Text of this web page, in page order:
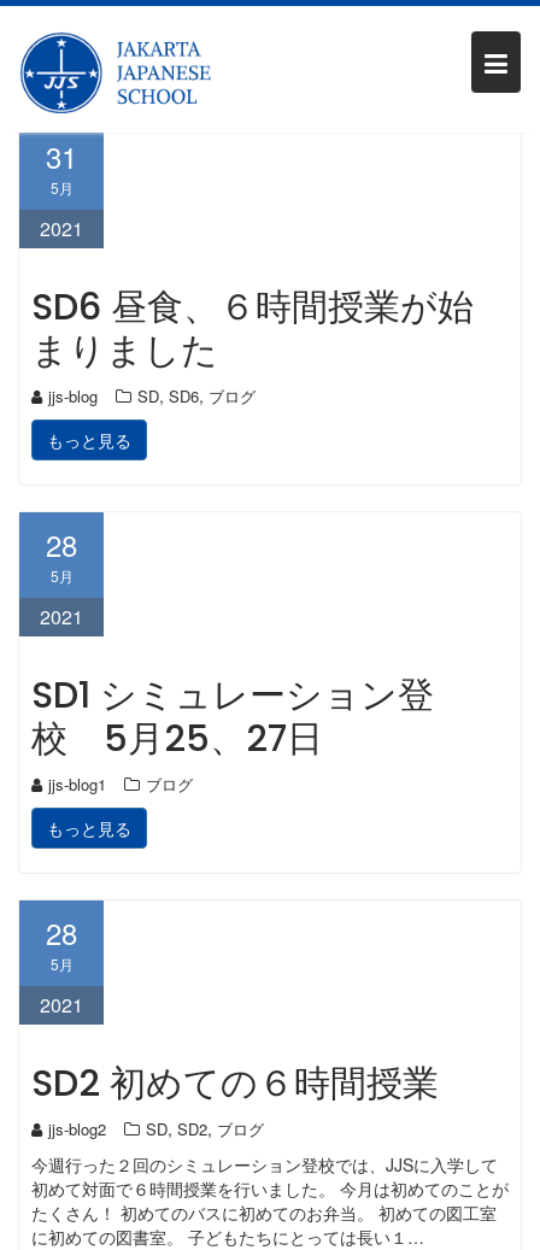
content
月:2021年5月
31
5月
2021
SD6 昼食、６時間授業が始
まりました
jjs-blog SD, SD6, ブログ
もっと見る
28
5月
2021
SD1 シミュレーション登
校 5月25、27日
jjs-blog1 ブログ
もっと見る
28
5月
2021
SD2 初めての６時間授業
jjs-blog2 SD, SD2, ブログ
今週行った２回のシミュレーション登校では、JJSに入学して
初めて対面で６時間授業を行いました。 今月は初めてのことが
たくさん！ 初めてのバスに初めてのお弁当。 初めての図工室
に初めての図書室。 子どもたちにとっては長い１…